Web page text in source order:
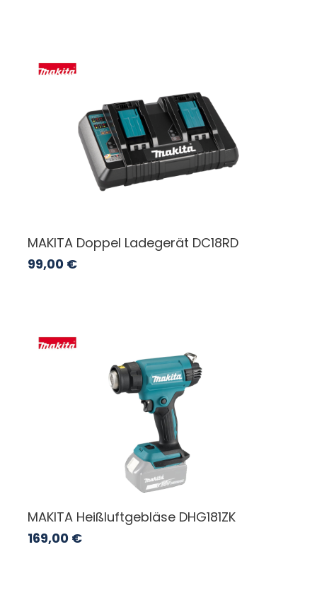
MAKITA Doppel Ladegerät DC18RD
99,00 €
MAKITA Heißluftgebläse DHG181ZK
169,00 €